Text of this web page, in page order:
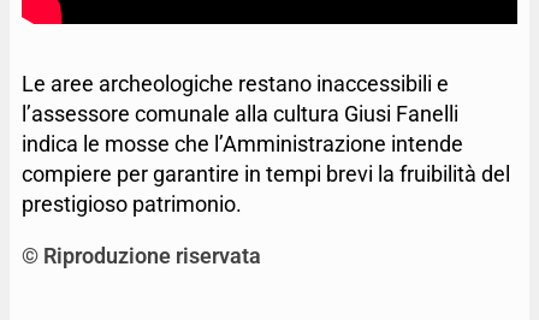
Le aree archeologiche restano inaccessibili e
l’assessore comunale alla cultura Giusi Fanelli
indica le mosse che l’Amministrazione intende
compiere per garantire in tempi brevi la fruibilità del
prestigioso patrimonio.
© Riproduzione riservata